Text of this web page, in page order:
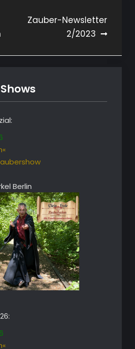
Zauber-Newsletter
2/2023
Berlin